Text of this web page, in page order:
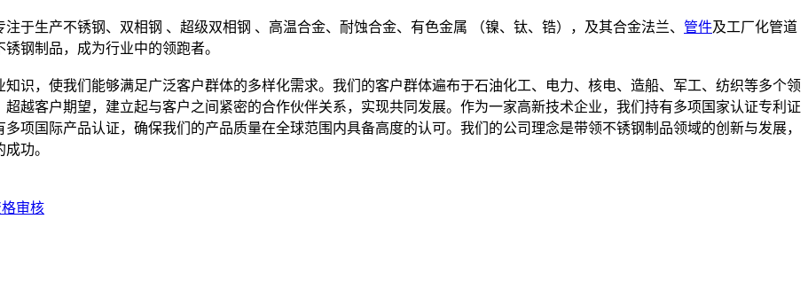
生产不锈钢、双相钢 、超级双相钢 、高温合金、耐蚀合金、有色金属 （镍、钛、锆），及其合金法兰、 管件及工厂化管道
钢制品，成为行业中的领跑者。
，使我们能够满足广泛客户群体的多样化需求。我们的客户群体遍布于石油化工、电力、核电、造船、军工、纺织等多个领
越客户期望，建立起与客户之间紧密的合作伙伴关系，实现共同发展。作为一家高新技术企业，我们持有多项国家认证专利证
项国际产品认证，确保我们的产品质量在全球范围内具备高度的认可。我们的公司理念是带领不锈钢制品领域的创新与发展，
功。
审核